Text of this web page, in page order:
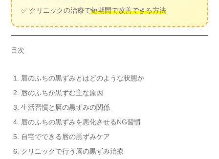
✅ クリニックの治療で短期間で改善できる方法
目次
唇のふちの黒ずみとはどのような状態か
唇のふちが黒ずむ主な原因
生活習慣と唇の黒ずみの関係
唇のふちの黒ずみを悪化させるNG習慣
自宅でできる唇の黒ずみケア
クリニックで行う唇の黒ずみ治療